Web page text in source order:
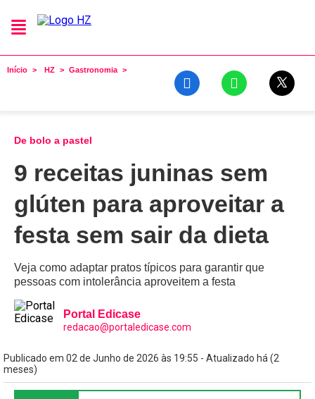
Início HZ Gastronomia
De bolo a pastel
9 receitas juninas sem
glúten para aproveitar a
festa sem sair da dieta
Veja como adaptar pratos típicos para garantir que
pessoas com intolerância aproveitem a festa
Portal Edicase
redacao@portaledicase.com
Publicado em 02 de Junho de 2026 às 19:55 - Atualizado há (2
meses)